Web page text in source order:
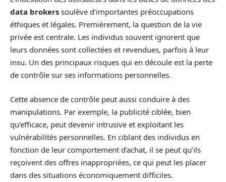
data brokers soulève d’importantes préoccupations
éthiques et légales. Premièrement, la question de la vie
privée est centrale. Les individus souvent ignorent que
leurs données sont collectées et revendues, parfois à leur
insu. Un des principaux risques qui en découle est la perte
de contrôle sur ses informations personnelles.
Cette absence de contrôle peut aussi conduire à des
manipulations. Par exemple, la publicité ciblée, bien
qu’efficace, peut devenir intrusive et exploitant les
vulnérabilités personnelles. En ciblant des individus en
fonction de leur comportement d’achat, il se peut qu’ils
reçoivent des offres inappropriées, ce qui peut les placer
dans des situations économiquement difficiles.